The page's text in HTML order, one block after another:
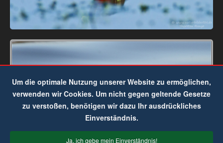
Um die optimale Nutzung unserer Website zu ermöglichen,
verwenden wir Cookies. Um nicht gegen geltende Gesetze
zu verstoßen, benötigen wir dazu Ihr ausdrückliches
Einverständnis.
Ja, ich gebe mein Einverständnis!